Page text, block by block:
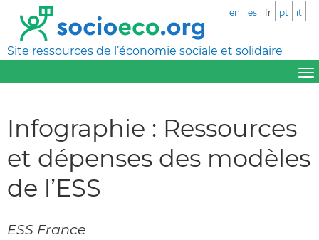
Site ressources de l’économie sociale et solidaire
en es fr pt it
Infographie : Ressources
et dépenses des modèles
de l’ESS
ESS France